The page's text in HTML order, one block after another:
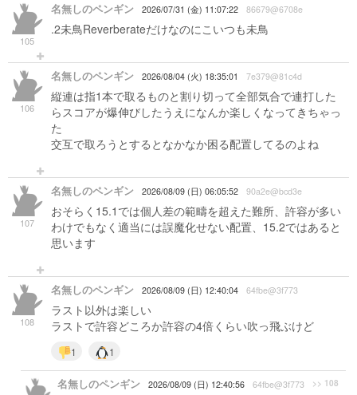
105
名無しのペンギン 2026/07/31 (金) 11:07:22 86679@6708e
.2未鳥Reverberateだけなのにこいつも未鳥
106
名無しのペンギン 2026/08/04 (火) 18:35:01 7e379@81c4d
縦連は指1本で取るものと割り切って全部気合で連打した
らスコアが爆伸びしたうえになんか楽しくなってきちゃっ
た
交互で取ろうとするとなかなか困る配置してるのよね
107
名無しのペンギン 2026/08/09 (日) 06:05:52 90a2e@bcd3e
おそらく15.1では個人差の範疇を超えた難所、許容が多い
わけでもなく適当には誤魔化せない配置、15.2ではあると
思います
108
名無しのペンギン 2026/08/09 (日) 12:40:04 64fbe@3f773
ラスト以外は楽しい
ラストで許容どころか許容の4倍くらい吹っ飛ぶけど
1 1
名無しのペンギン 2026/08/09 (日) 12:40:56 64fbe@3f773 >> 108